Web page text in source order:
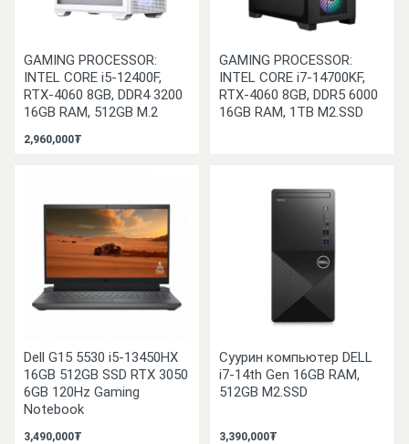
GAMING PROCESSOR:
INTEL CORE i5-12400F,
RTX-4060 8GB, DDR4 3200
16GB RAM, 512GB M.2
2,960,000₮
GAMING PROCESSOR:
INTEL CORE i7-14700KF,
RTX-4060 8GB, DDR5 6000
16GB RAM, 1TB M2.SSD
Dell G15 5530 i5-13450HX
16GB 512GB SSD RTX 3050
6GB 120Hz Gaming
Notebook
3,490,000₮
Суурин компьютер DELL
i7-14th Gen 16GB RAM,
512GB M2.SSD
3,390,000₮